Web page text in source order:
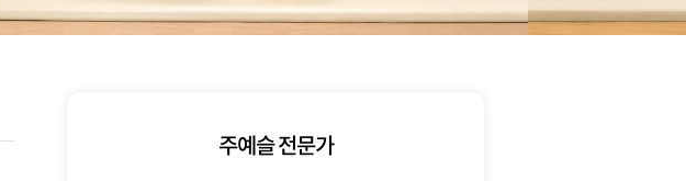
주예슬 전문가